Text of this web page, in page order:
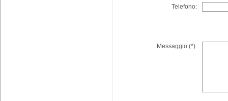
Telefono
Messaggio (*)